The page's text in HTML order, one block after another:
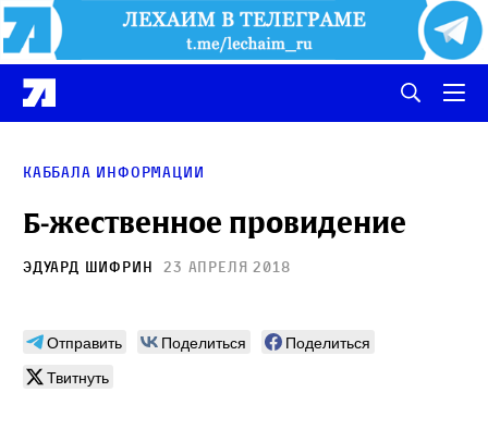
Каббала информации
Б‑жественное провидение
Эдуард Шифрин 23 апреля 2018
Отправить Поделиться
Поделиться
Твитнуть